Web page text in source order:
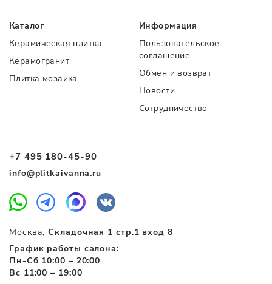
+7 495 180-45-90
info@plitkaivanna.ru
Москва,Складочная 1 стр.1 вход 8
График работы салона:
Пн-Сб 10:00 – 20:00
Вс 11:00 – 19:00
Каталог
Керамическая плитка
Керамогранит
Плитка мозаика
Информация
Пользовательское
соглашение
Обмен и возврат
Новости
Сотрудничество